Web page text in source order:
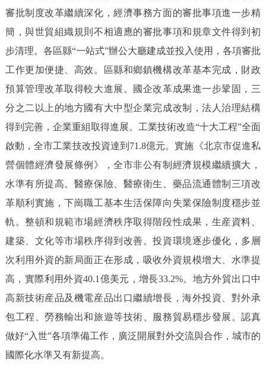
審批制度改革繼續深化，經濟事務方面的審批事項進一步精
簡，與世貿組織規則不相適應的審批事項和規章文件得到初
步清理。各區縣“一站式”辦公大廳建成並投入使用，各項審批
工作更加便捷、高效。區縣和鄉鎮機構改革基本完成，財政
預算管理改革取得較大進展。國企改革成果進一步鞏固，三
分之二以上的地方國有大中型企業完成改制，法人治理結構
得到完善，企業重組取得進展。工業技術改造“十大工程”全面
啟動，全市工業技改投資達到71.8億元。實施《北京市促進私
營個體經濟發展條例》，全市非公有制經濟規模繼續擴大，
水準有所提高。醫療保險、醫療衛生、藥品流通體制三項改
革順利實施，下崗職工基本生活保障向失業保險制度穩步並
軌。整頓和規範市場經濟秩序取得階段性成果，生産資料、
建築、文化等市場秩序得到改善。投資環境逐步優化，多層
次利用外資的新局面正在形成，吸收外資規模增大、水準提
高，實際利用外資40.1億美元，增長33.2%。地方外貿出口中
高新技術産品及機電産品出口繼續增長，海外投資、對外承
包工程、勞務輸出和旅遊等技術、服務貿易穩步發展。認真
做好“入世”各項準備工作，廣泛開展對外交流與合作，城市的
國際化水準又有新提高。